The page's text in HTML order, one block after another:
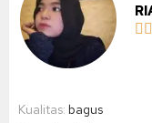
 
Kualitas: bagus